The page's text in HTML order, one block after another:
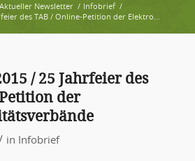
Aktueller Newsletter / Infobrief /
des TAB / Online-Petition der Elektro...
/ 25 Jahrfeier des
der
in Infobrief